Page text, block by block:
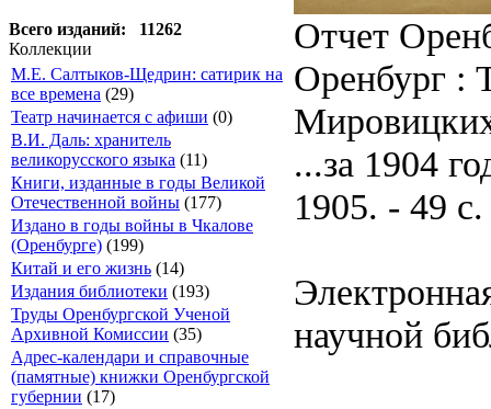
Всего изданий: 11262
Коллекции
М.Е. Салтыков-Щедрин: сатирик на
все времена (29)
Театр начинается с афиши (0)
В.И. Даль: хранитель
великорусского языка (11)
Книги, изданные в годы Великой
Отечественной войны (177)
Издано в годы войны в Чкалове
(Оренбурге) (199)
Китай и его жизнь (14)
Издания библиотеки (193)
Труды Оренбургской Ученой
Архивной Комиссии (35)
Адрес-календари и справочные
(памятные) книжки Оренбургской
губернии (17)
Отчет
Оренбург :
...за 1904
1905. - 49 с.
научной